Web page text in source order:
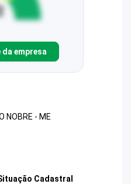
empresa
NOBRE - ME
Cadastral